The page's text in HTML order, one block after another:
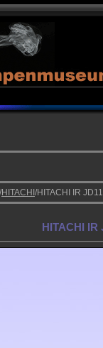
/HITACHI /HITACHI IR
HITACHI IR